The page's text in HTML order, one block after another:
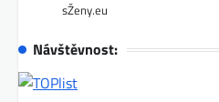
sŽeny.eu
Návštěvnost: